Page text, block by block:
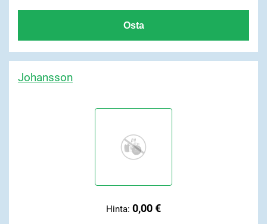
Johansson
Hinta: 0,00 €